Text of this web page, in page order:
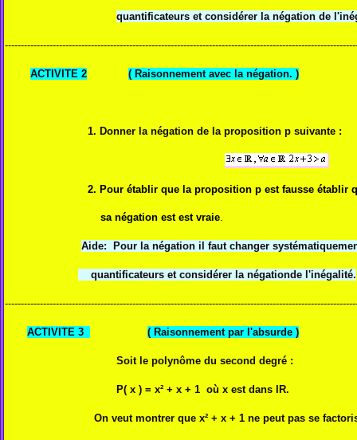
quantificateurs et considérer la négation de
ACTIVITE 2 ( Raisonnement avec la négation. )
1. Donner la négation de la proposition p suivante :
2. Pour établir que la proposition p est fausse établir
sa négation est est vraie.
Aide: Pour la négation il faut changer
quantificateurs et considérer la négationde l'inégalité.
ACTIVITE 3 ( Raisonnement par l'absurde )
Soit le polynôme du second degré :
P( x ) = x² + x + 1 où x est dans IR.
On veut montrer que x² + x + 1 ne peut pas se